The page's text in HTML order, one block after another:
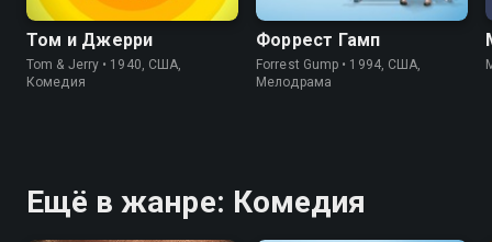
Том и Джерри
Tom & Jerry • 1940, США,
Комедия
Форрест Гамп
Forrest Gump • 1994, США,
Мелодрама
Ещё в жанре: Комедия